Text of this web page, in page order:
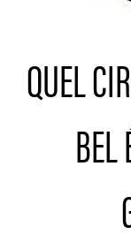
QUEL
BEL